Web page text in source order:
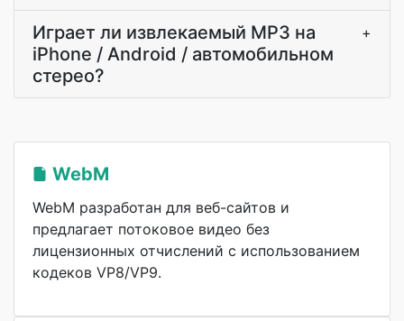
Играет ли извлекаемый MP3 на
iPhone / Android / автомобильном
стерео?
+
WebM
WebM разработан для веб-сайтов и
предлагает потоковое видео без
лицензионных отчислений с использованием
кодеков VP8/VP9.